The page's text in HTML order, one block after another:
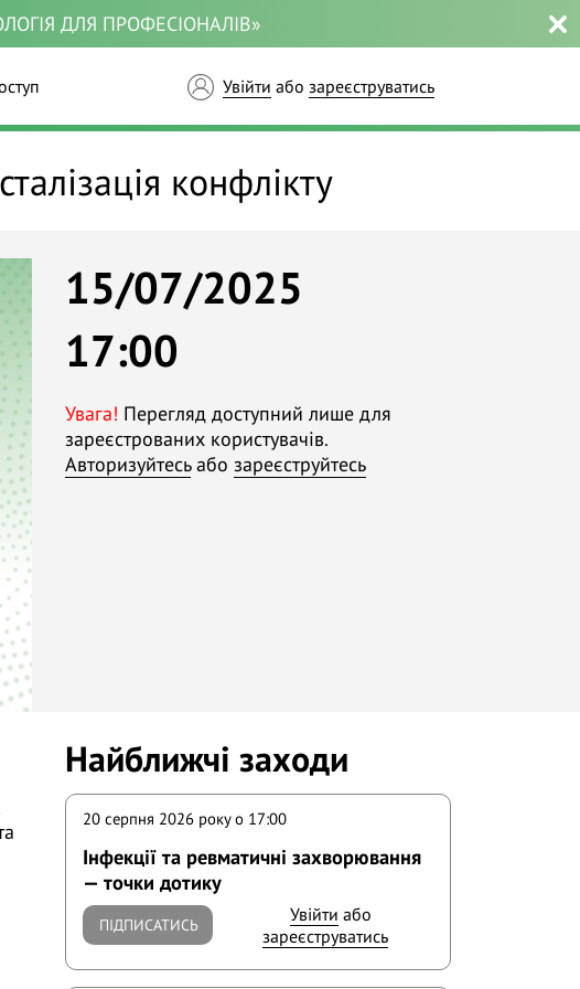
ДЛЯ ПРОФЕСІОНАЛІВ»
Увійти або зареєструватись
конфлікту
15/07/2025
17:00
Увага! Перегляд доступний лише для
зареєстрованих користувачів.
Авторизуйтесьабо зареєструйтесь
Найближчі заходи
20 серпня 2026 року o 17:00
Інфекції та ревматичні захворювання
— точки дотику
ПІДПИСАТИСЬ Увійти або
зареєструватись